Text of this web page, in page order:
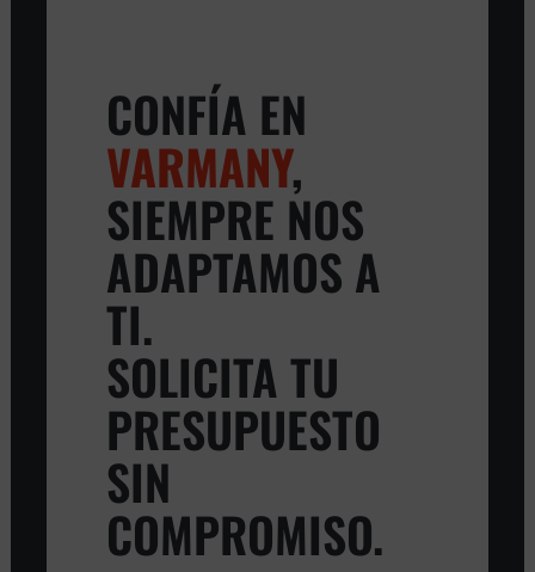
CONFÍA EN
VARMANY,
SIEMPRE NOS
ADAPTAMOS A
TI.
SOLICITA TU
PRESUPUESTO
SIN
COMPROMISO.